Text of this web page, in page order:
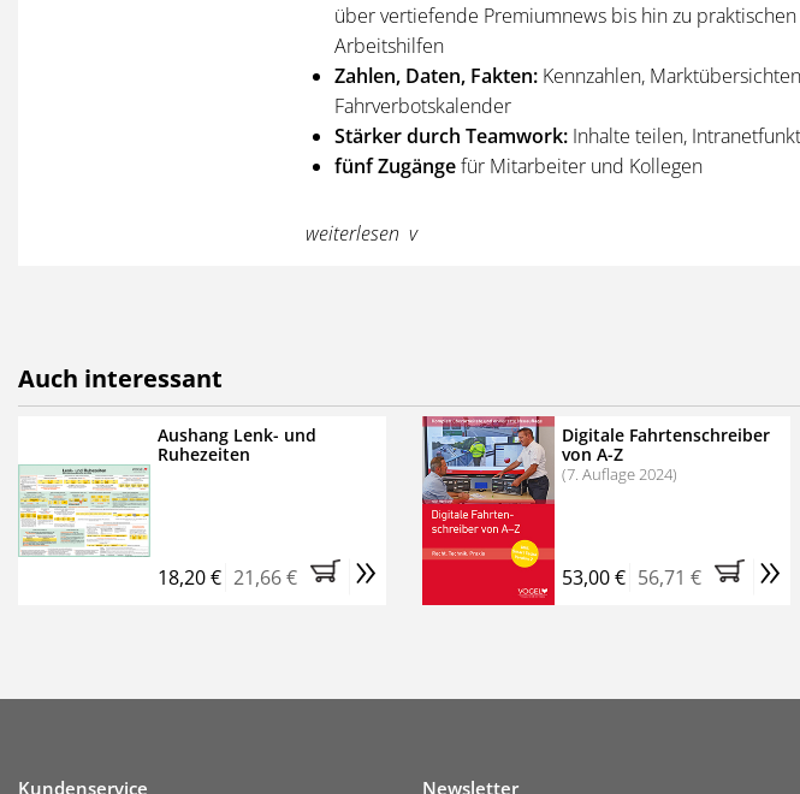
über vertiefende Premiumnews bis hin zu
Arbeitshilfen
Zahlen, Daten, Fakten: Kennzahlen,
Fahrverbotskalender
Stärker durch Teamwork: Inhalte teilen,
fünf Zugängefür Mitarbeiter und Kollegen
Sie erhaltenalle Ausgaben
Kostenfreie Online-Seminare
Bestellen Sie jetzt das VerkehrsRundschau Profipaket im
Monate (inkl. der derzeitig gesetzlichen MwSt. und
brauchen Sie nichts weiter tun, das Abonnement
entstehen keine weiteren Verpflichtungen.
weiterlesen
Auch interessant
Aushang Lenk- und
Ruhezeiten
18,20 € 21,66 € »
Digitale Fahrtenschreiber
von A-Z
(7. Auflage 2024)
53,00 € 56,71 € »
Kundenservice Newsletter